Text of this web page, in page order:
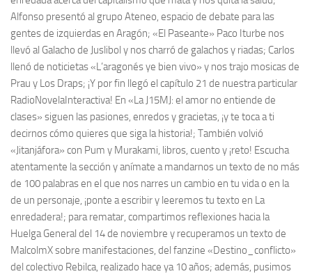
Alfonso presentó al grupo Ateneo, espacio de debate para las
gentes de izquierdas en Aragón; «El Paseante» Paco Iturbe nos
llevó al Galacho de Juslibol y nos charró de galachos y riadas; Carlos
llenó de noticietas «L’aragonés ye bien vivo» y nos trajo mosicas de
Prau y Los Draps; ¡Y por fin llegó el capítulo 21 de nuestra particular
RadioNovelaInteractiva! En «La J15MJ: el amor no entiende de
clases» siguen las pasiones, enredos y gracietas, ¡y te toca a ti
decirnos cómo quieres que siga la historia!; También volvió
«Jitanjáfora» con Pum y Murakami, libros, cuento y ¡reto! Escucha
atentamente la sección y anímate a mandarnos un texto de no más
de 100 palabras en el que nos narres un cambio en tu vida o en la
de un personaje, ¡ponte a escribir y leeremos tu texto en La
enredadera!; para rematar, compartimos reflexiones hacia la
Huelga General del 14 de noviembre y recuperamos un texto de
MalcolmX sobre manifestaciones, del fanzine «Destino_conflicto»
del colectivo Rebilca, realizado hace ya 10 años; además, pusimos